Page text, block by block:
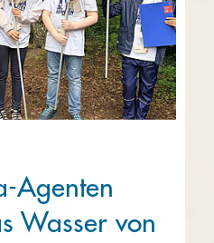
Agenten
Wasser von